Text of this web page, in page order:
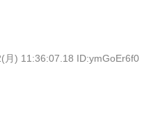
月) 11:36:07.18 ID:ymGoEr6f0